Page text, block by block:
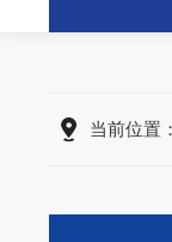
当前位置：